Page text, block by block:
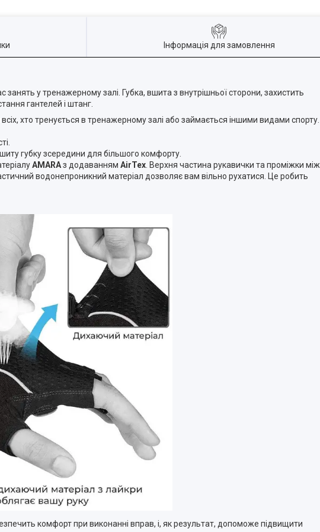
Інформація для замовлення
у тренажерному залі. Губка, вшита з внутрішньої сторони, захистить
гантелей і штанг.
хто тренується в тренажерному залі або займається іншими видами спорту.
губку зсередини для більшого комфорту.
AMARAз додаванням AirTex . Верхня частина рукавички та проміжки між
водонепроникний матеріал дозволяє вам вільно рухатися. Це робить
комфорт при виконанні вправ, і, як результат, допоможе підвищити